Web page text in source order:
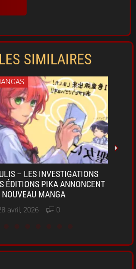
SIMILAIRES
– LES INVESTIGATIONS
ÉDITIONS PIKA ANNONCENT
NOUVEAU MANGA
avril, 2026 0